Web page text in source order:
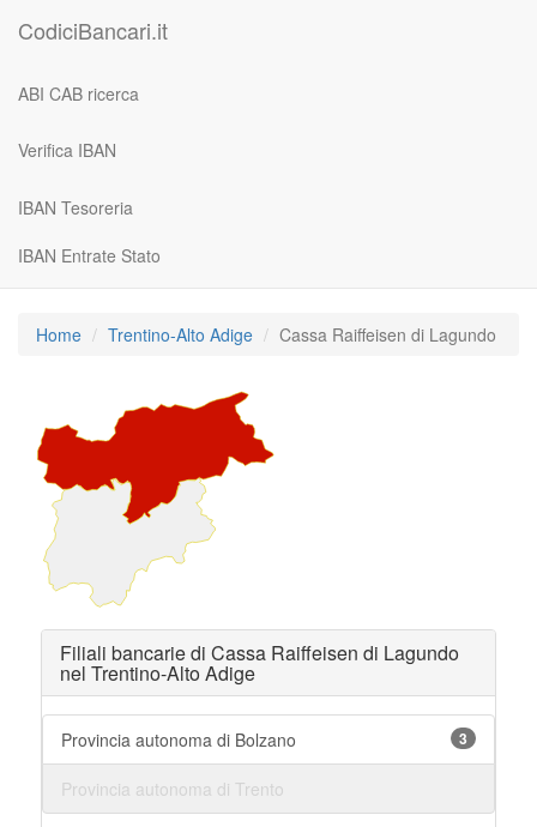
CodiciBancari.it
ABI CAB ricerca
Verifica IBAN
IBAN Tesoreria
IBAN Entrate Stato
Home Trentino-Alto Adige Cassa Raiffeisen di Lagundo
Filiali bancarie di Cassa Raiffeisen di Lagundo
nel Trentino-Alto Adige
Provincia autonoma di Bolzano 3
Provincia autonoma di Trento